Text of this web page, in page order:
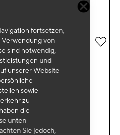
fortsetzen,
von
sind notwendig,
und
unserer Website
sowie
zu
die
unten
Sie jedoch,
Zur